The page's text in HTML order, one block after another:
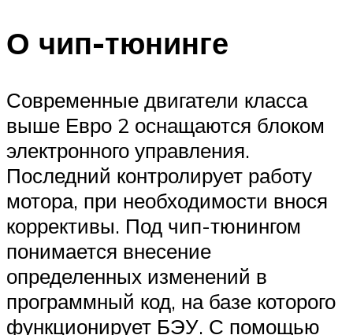
О чип-тюнинге
Современные двигатели класса
выше Евро 2 оснащаются блоком
электронного управления.
Последний контролирует работу
мотора, при необходимости внося
коррективы. Под чип-тюнингом
понимается внесение
определенных изменений в
программный код, на базе которого
функционирует БЭУ. С помощью